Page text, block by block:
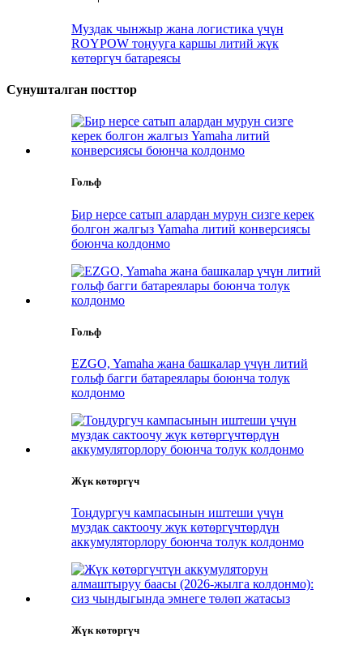
Муздак чынжыр жана логистика үчүн
ROYPOW тоңууга каршы литий жүк
көтөргүч батареясы
Сунушталган посттор
Гольф
Бир нерсе сатып алардан мурун сизге керек
болгон жалгыз Yamaha литий конверсиясы
боюнча колдонмо
Гольф
EZGO, Yamaha жана башкалар үчүн литий
гольф багги батареялары боюнча толук
колдонмо
Жүк көтөргүч
Тоңдургуч кампасынын иштеши үчүн
муздак сактоочу жүк көтөргүчтөрдүн
аккумуляторлору боюнча толук колдонмо
Жүк көтөргүч